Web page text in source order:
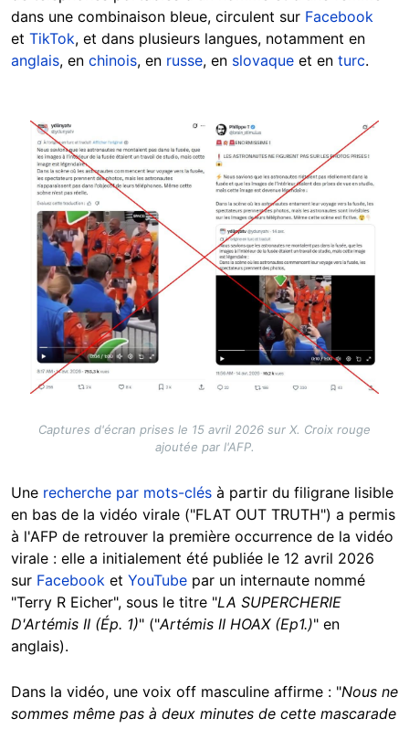
dans une combinaison bleue, circulent sur Facebook
et TikTok, et dans plusieurs langues, notamment en
anglais, en chinois, en russe, en slovaque et en turc.
Image
Captures d'écran prises le 15 avril 2026 sur X. Croix rouge
ajoutée par l'AFP.
Une recherche par mots-clés à partir du filigrane lisible
en bas de la vidéo virale ("FLAT OUT TRUTH") a permis
à l'AFP de retrouver la première occurrence de la vidéo
virale : elle a initialement été publiée le 12 avril 2026
sur Facebook et YouTube par un internaute nommé
"Terry R Eicher", sous le titre "LA SUPERCHERIE
D'Artémis II (Ép. 1)" ("Artémis II HOAX (Ep1.)" en
anglais).
Dans la vidéo, une voix off masculine affirme : "Nous ne
sommes même pas à deux minutes de cette mascarade